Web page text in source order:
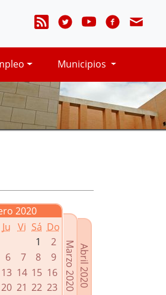
Municipios
2020
Ju Vi Sá Do
1
2
6 7 8
9
13 14 15 16
20 21 22 23
Abril 2020
Marzo 2020